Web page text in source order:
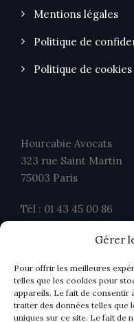
Gérer
Pour offrir les meilleures
telles que les cookies pour
appareils. Le fait de consentir
traiter des données telles que
uniques sur ce site. Le fait de
Mentions légales
Politique de
Politique de cookies
Hourcabie Avocats
323 rue Saint Martin
75003 Paris
Tél : 01 43 45 00 86
contact@ahavocats.fr